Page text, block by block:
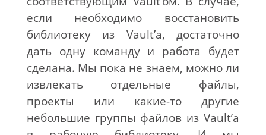
если необходимо восстановить
библиотеку из Vault’а, достаточно
дать одну команду и работа будет
сделана. Мы пока не знаем, можно ли
извлекать отдельные файлы,
проекты или какие-то другие
небольшие группы файлов из Vault’а